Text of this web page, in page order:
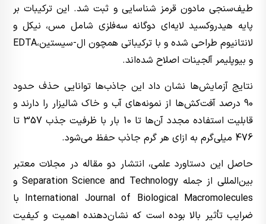
طیف‌سنجی مادون قرمز شناسایی و ثبت شد. این ترکیبات بر
پایه هیدروکسید لایه‌ای دوگانه سه‌فلزی شامل مس، نیکل و
لانتانیوم طراحی شده و با ترکیباتی همچون ال-سیستین،EDTA
و بیوپلیمر آلجینات اصلاح شده‌اند.
نتایج آزمایش‌ها نشان داد این جاذب‌ها توانایی حذف حدود
90 درصد آفت‌کش‌ها از نمونه‌های آب و خاک شالیزار را دارند و
قابلیت استفاده مجدد آن‌ها تا 10 بار با ظرفیت جذب 357 تا
476 میلی‌گرم به ازای هر گرم جاذب حفظ می‌شود.
حاصل این دستاورد علمی، انتشار دو مقاله در مجلات معتبر
بین‌المللی از جمله Separation Science and Technology و
International Journal of Biological Macromolecules با
ضرایب تأثیر بالا بوده است که نشان‌دهنده اهمیت و کیفیت